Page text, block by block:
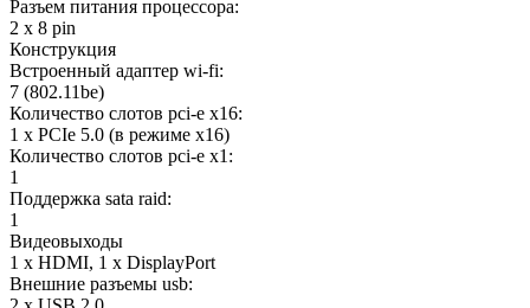
Разъем питания процессора:
2 x 8 pin
Конструкция
Встроенный адаптер wi-fi:
7 (802.11be)
Количество слотов pci-e x16:
1 x PCIe 5.0 (в режиме x16)
Количество слотов pci-e x1:
1
Поддержка sata raid:
1
Видеовыходы
1 x HDMI, 1 x DisplayPort
Внешние разъемы usb: